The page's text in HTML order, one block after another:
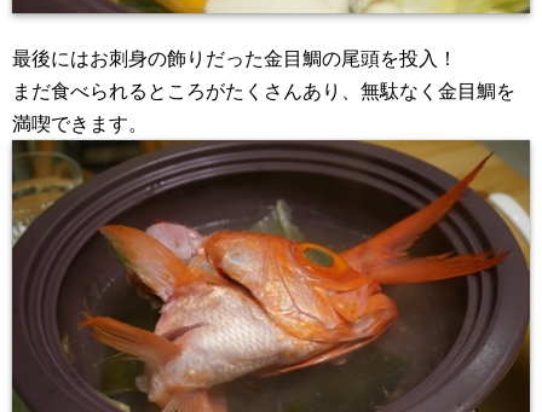
最後にはお刺身の飾りだった金目鯛の尾頭を投入！
まだ食べられるところがたくさんあり、無駄なく金目鯛を
満喫できます。